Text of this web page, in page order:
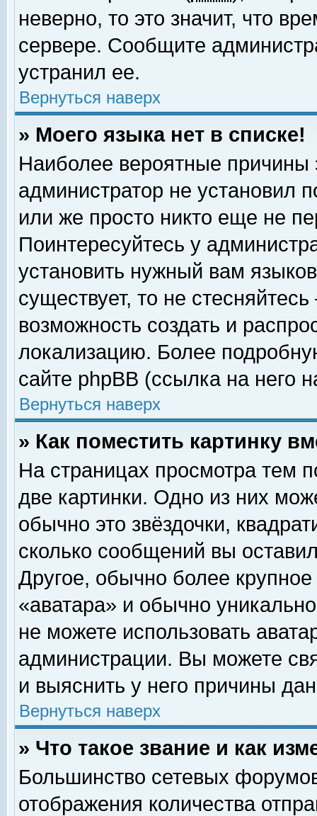
неверно, то это значит, что
сервере. Сообщите
устранил ее.
Вернуться наверх
» Моего языка нет в списке!
Наиболее вероятные причины
администратор не установил
или же просто никто еще не
Поинтересуйтесь у
установить нужный вам
существует, то не
возможность создать и
локализацию. Более
сайте phpBB (ссылка на него
Вернуться наверх
» Как поместить картинку
На страницах просмотра тем
две картинки. Одно из них
обычно это звёздочки,
сколько сообщений вы
Другое, обычно более
«аватара» и обычно
не можете использовать
администрации. Вы можете
и выяснить у него причины
Вернуться наверх
» Что такое звание и как
Большинство сетевых
отображения количества